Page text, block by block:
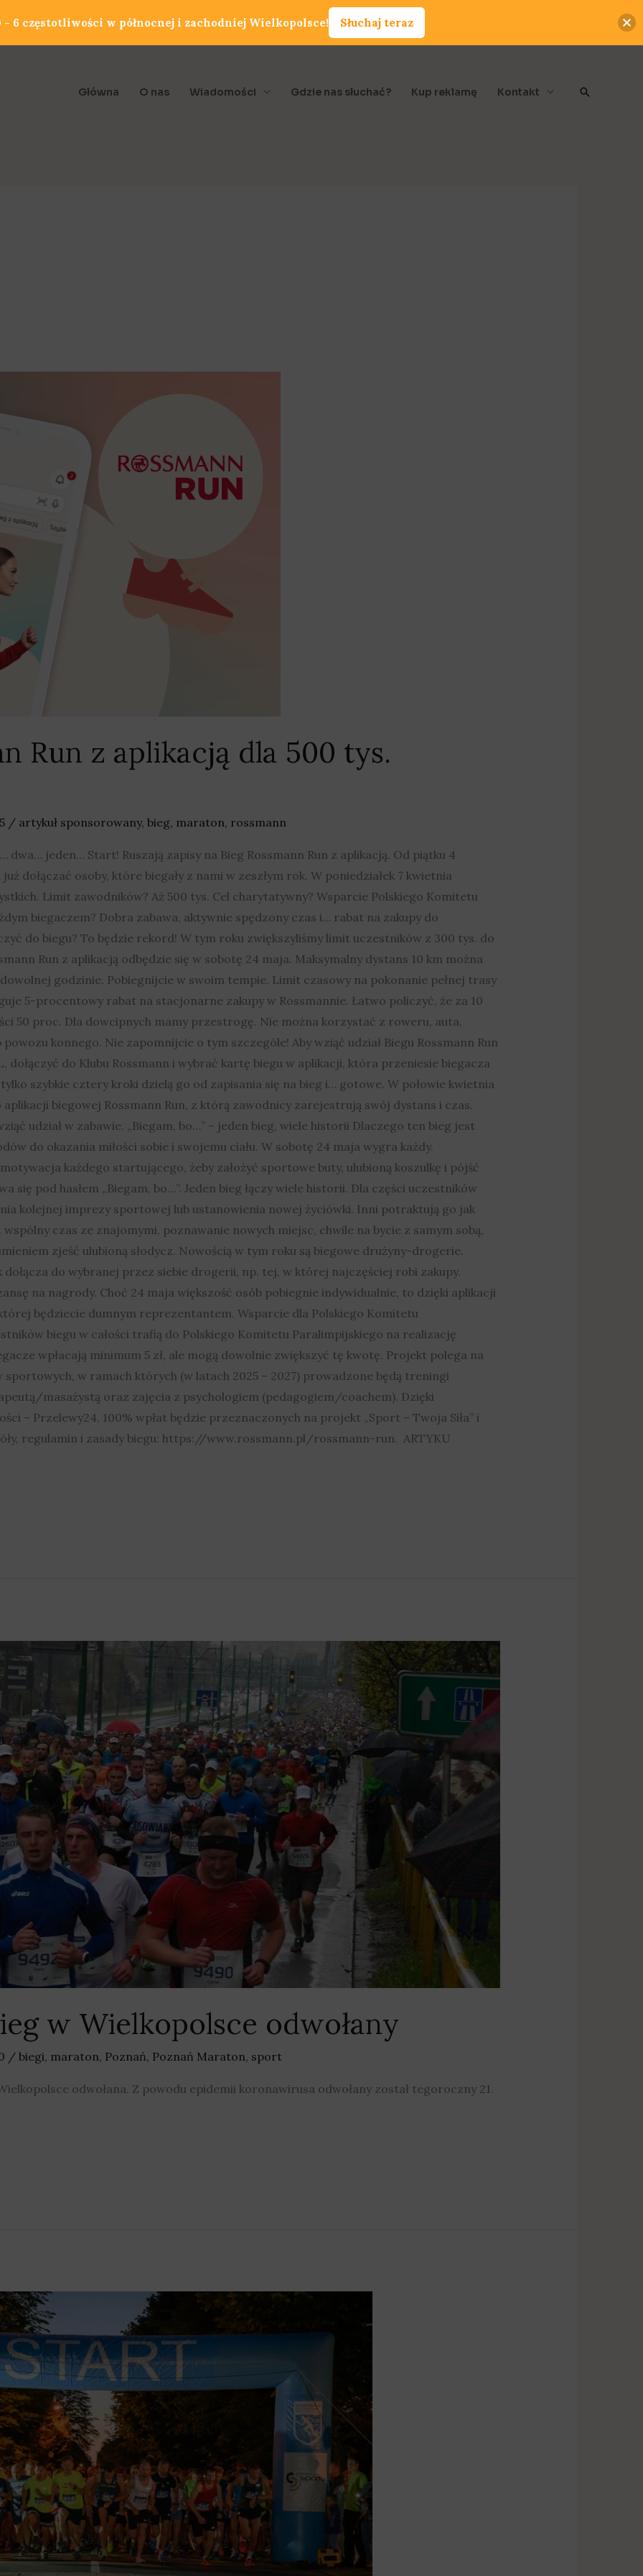
Główna O nas Wiadomości Gdzie nas słuchać? Kup reklamę Kontakt Szukaj
Run z aplikacją dla 500 tys.
/ artykuł sponsorowany, bieg, maraton, rossmann
dwa… jeden… Start! Ruszają zapisy na Bieg Rossmann Run z aplikacją. Od piątku 4
dołączać osoby, które biegały z nami w zeszłym rok. W poniedziałek 7 kwietnia
Limit zawodników? Aż 500 tys. Cel charytatywny? Wsparcie Polskiego Komitetu
biegaczem? Dobra zabawa, aktywnie spędzony czas i… rabat na zakupy do
do biegu? To będzie rekord! W tym roku zwiększyliśmy limit uczestników z 300 tys. do
Run z aplikacją odbędzie się w sobotę 24 maja. Maksymalny dystans 10 km można
godzinie. Pobiegnijcie w swoim tempie. Limit czasowy na pokonanie pełnej trasy
5-procentowy rabat na stacjonarne zakupy w Rossmannie. Łatwo policzyć, że za 10
50 proc. Dla dowcipnych mamy przestrogę. Nie można korzystać z roweru, auta,
konnego. Nie zapomnijcie o tym szczególe! Aby wziąć udział Biegu Rossmann Run
dołączyć do Klubu Rossmann i wybrać kartę biegu w aplikacji, która przeniesie biegacza
szybkie cztery kroki dzielą go od zapisania się na bieg i… gotowe. W połowie kwietnia
biegowej Rossmann Run, z którą zawodnicy zarejestrują swój dystans i czas.
udział w zabawie. „Biegam, bo…” – jeden bieg, wiele historii Dlaczego ten bieg jest
do okazania miłości sobie i swojemu ciału. W sobotę 24 maja wygra każdy.
każdego startującego, żeby założyć sportowe buty, ulubioną koszulkę i pójść
się pod hasłem „Biegam, bo…”. Jeden bieg łączy wiele historii. Dla części uczestników
kolejnej imprezy sportowej lub ustanowienia nowej życiówki. Inni potraktują go jak
czas ze znajomymi, poznawanie nowych miejsc, chwile na bycie z samym sobą,
zjeść ulubioną słodycz. Nowością w tym roku są biegowe drużyny-drogerie.
dołącza do wybranej przez siebie drogerii, np. tej, w której najczęściej robi zakupy.
na nagrody. Choć 24 maja większość osób pobiegnie indywidualnie, to dzięki aplikacji
będziecie dumnym reprezentantem. Wsparcie dla Polskiego Komitetu
biegu w całości trafią do Polskiego Komitetu Paralimpijskiego na realizację
wpłacają minimum 5 zł, ale mogą dowolnie zwiększyć tę kwotę. Projekt polega na
w ramach których (w latach 2025 – 2027) prowadzone będą treningi
masażystą oraz zajęcia z psychologiem (pedagogiem/coachem). Dzięki
– Przelewy24, 100% wpłat będzie przeznaczonych na projekt „Sport – Twoja Siła” i
regulamin i zasady biegu: https://www.rossmann.pl/rossmann-run. ARTYKU
w Wielkopolsce odwołany
/ biegi, maraton, Poznań, Poznań Maraton, sport
odwołana. Z powodu epidemii koronawirusa odwołany został tegoroczny 21.
6 częstotliwości w północnej i zachodniej Wielkopolsce! Słuchaj teraz